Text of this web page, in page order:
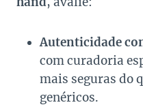
Autenticidade
com curadoria
mais seguras do
genéricos.